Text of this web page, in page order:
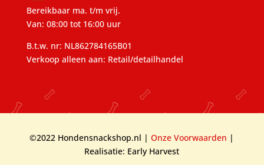
Bereikbaar ma. t/m vrij.
Van: 08:00 tot 16:00 uur
B.t.w. nr: NL862784165B01
Verkoop alleen aan: Retail/detailhandel
©2022 Hondensnackshop.nl |Onze Voorwaarden |
Realisatie: Early Harvest